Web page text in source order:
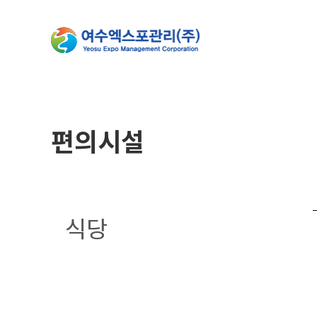
편의시설
식당